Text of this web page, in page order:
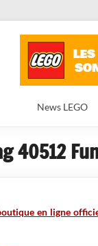
News LEGO
40512
en ligne